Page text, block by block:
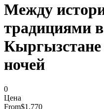
Между
традициями
Кыргызстане
ночей
0
Цена
From$1,770